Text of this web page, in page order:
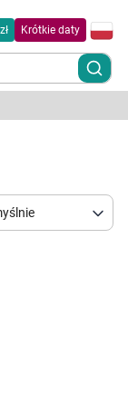
Krótkie daty